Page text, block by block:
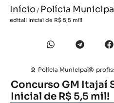
Início / Polícia
edital! Inicial de R$ 5,5 mil!
Polícia Municipal
Concurso GM Itajaí
Inicial de R$ 5,5 mil!